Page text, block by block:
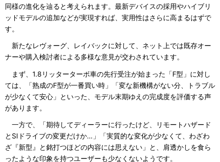
同様の進化を辿ると考えられます。最新デバイスの採用やハイブリ
ッドモデルの追加などが実現すれば、実用性はさらに高まるはずで
す。
新たなレヴォーグ、レイバックに対して、ネット上では既存オー
ナーや購入検討者による多様な意見が交わされています。
まず、1.8リッターターボ車の先行受注が始まった「F型」に対し
ては、「熟成のF型が一番買い時」「変な新機構がない分、トラブル
が少なくて安心」といった、モデル末期ゆえの完成度を評価する声
があります。
一方で、「期待してディーラーに行ったけど、リモートハザード
とSIドライブの変更だけか…」「実質的な変化が少なくて、わざわ
ざ『新型』と銘打つほどの内容には思えない」と、肩透かしを食ら
ったような印象を持つユーザーも少なくないようです。